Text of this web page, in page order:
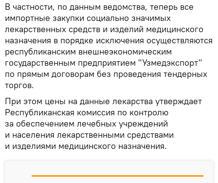
В частности, по данным ведомства, теперь все
импортные закупки социально значимых
лекарственных средств и изделий медицинского
назначения в порядке исключения осуществляются
республиканским внешнеэкономическим
государственным предприятием "Узмедэкспорт"
по прямым договорам без проведения тендерных
торгов.
При этом цены на данные лекарства утверждает
Республиканская комиссия по контролю
за обеспечением лечебных учреждений
и населения лекарственными средствами
и изделиями медицинского назначения.